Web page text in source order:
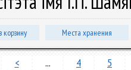
корзину Места хранения
< ... 4 5